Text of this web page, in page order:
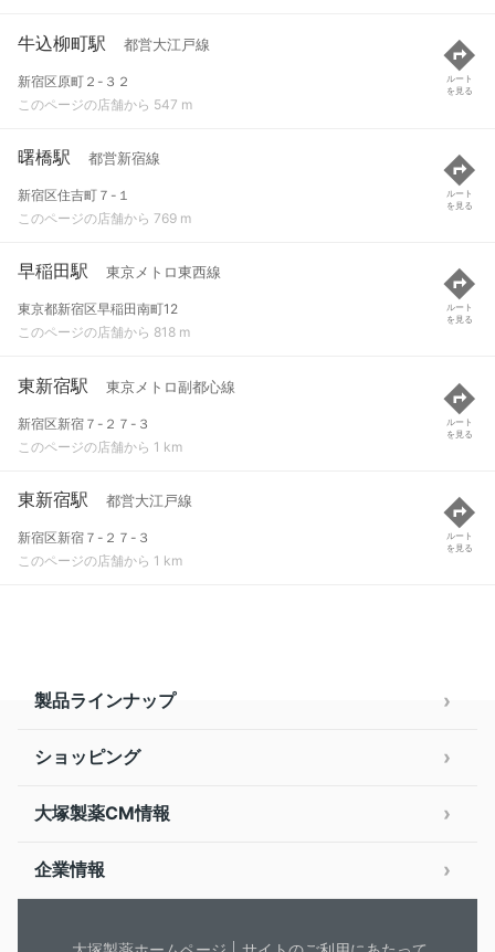
牛込柳町駅 都営大江戸線
新宿区原町２-３２
このページの店舗から 547 m
ルート
を見る
曙橋駅 都営新宿線
新宿区住吉町７-１
このページの店舗から 769 m
ルート
を見る
早稲田駅 東京メトロ東西線
東京都新宿区早稲田南町12
このページの店舗から 818 m
ルート
を見る
東新宿駅 東京メトロ副都心線
新宿区新宿７-２７-３
このページの店舗から 1 km
ルート
を見る
東新宿駅 都営大江戸線
新宿区新宿７-２７-３
このページの店舗から 1 km
ルート
を見る
製品ラインナップ
ショッピング
大塚製薬CM情報
企業情報